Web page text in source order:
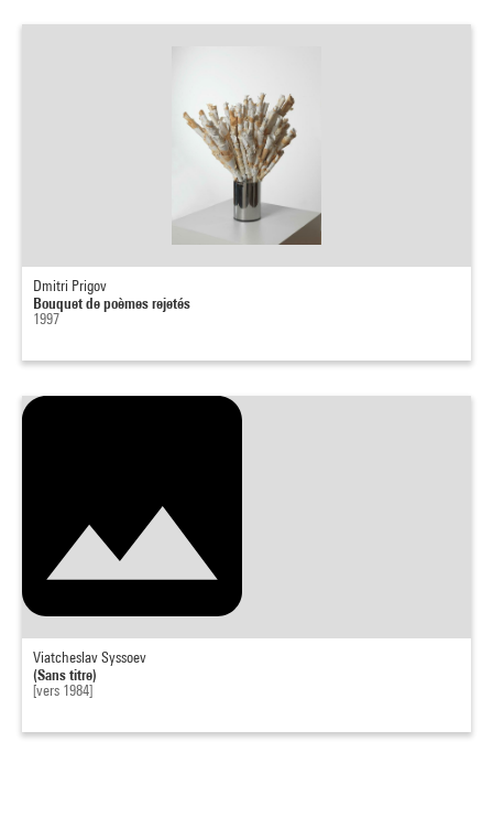
Dmitri Prigov
Bouquet de poèmes rejetés
1997
Viatcheslav Syssoev
(Sans titre)
[vers 1984]